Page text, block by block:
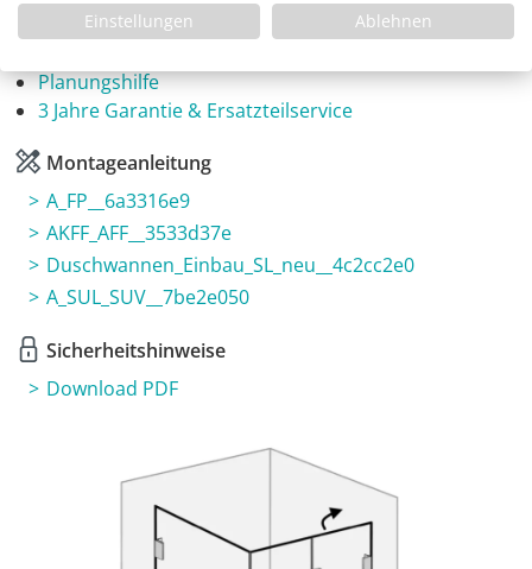
Infos
Planungshilfe
3 Jahre Garantie & Ersatzteilservice
Montageanleitung
A_FP__6a3316e9
AKFF_AFF__3533d37e
Duschwannen_Einbau_SL_neu__4c2cc2e0
A_SUL_SUV__7be2e050
Sicherheitshinweise
Download PDF
Einstellungen
Ablehnen